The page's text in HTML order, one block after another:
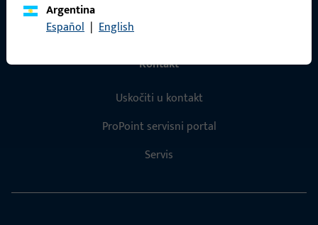
Argentina
Español | English
Kontakt
Uskočiti u kontakt
ProPoint servisni portal
Servis